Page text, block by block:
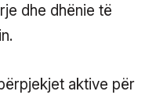
dhe dhënie të
aktive për